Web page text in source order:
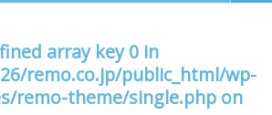
array key 0 in
remo.co.jp/public_html/wp-
remo-theme/single.php on